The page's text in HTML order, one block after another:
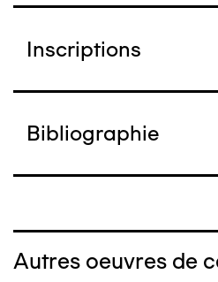
Inscriptions
Bibliographie
Autres oeuvres de